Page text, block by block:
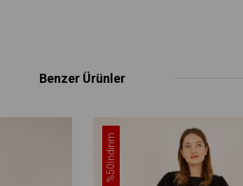
Benzer Ürünler
%50
İndirim